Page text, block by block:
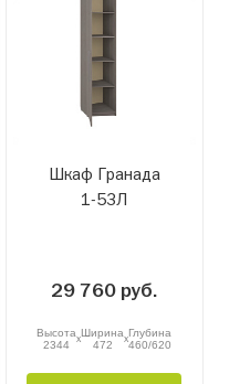
Шкаф Гранада
1-53Л
29 760 руб.
Высота
2344
xШирина
472
xГлубина
460/620